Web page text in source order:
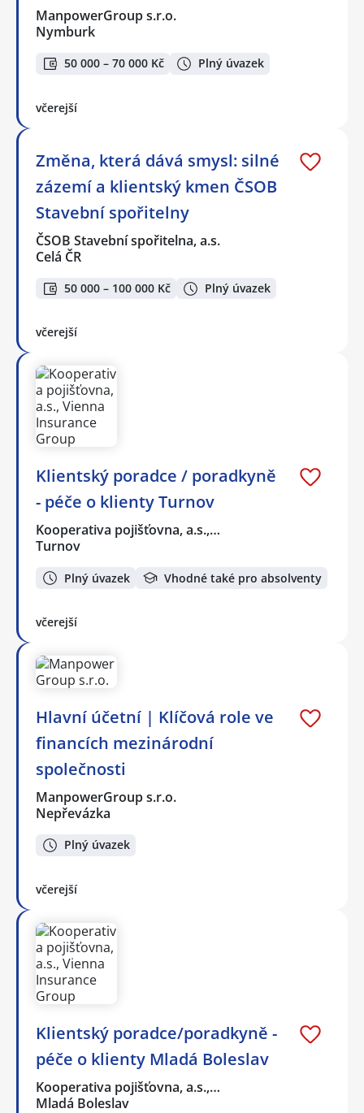
ManpowerGroup s.r.o.
Nymburk
50 000 – 70 000 Kč Plný úvazek
včerejší
Změna, která dává smysl: silné
zázemí a klientský kmen ČSOB
Stavební spořitelny
ČSOB Stavební spořitelna, a.s.
Celá ČR
50 000 – 100 000 Kč Plný úvazek
včerejší
Klientský poradce / poradkyně
- péče o klienty Turnov
Kooperativa pojišťovna, a.s.,…
Turnov
Plný úvazek Vhodné také pro absolventy
včerejší
Hlavní účetní | Klíčová role ve
financích mezinárodní
společnosti
ManpowerGroup s.r.o.
Nepřevázka
Plný úvazek
včerejší
Klientský poradce/poradkyně -
péče o klienty Mladá Boleslav
Kooperativa pojišťovna, a.s.,…
Mladá Boleslav